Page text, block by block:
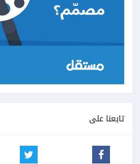
تابعنا على